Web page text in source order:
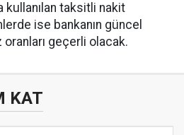
kullanılan taksitli nakit
ise bankanın güncel
geçerli olacak.
KAT